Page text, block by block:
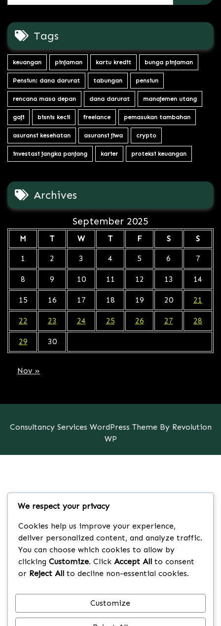
Tags
keuangan pinjaman kartu kredit bunga pinjaman
Pensiun: dana darurat tabungan pensiun
rencana masa depan dana darurat manajemen utang
gaji bisnis kecil freelance pemasukan tambahan
asuransi kesehatan asuransi jiwa crypto
investasi jangka panjang karier proteksi keuangan
Archives
September 2025
M T W T F S S
1 2 3 4 5 6 7
8 9 10 11 12 13 14
15 16 17 18 19 20 21
22 23 24 25 26 27 28
29 30
Nov »
Consultancy Services WordPress Theme By Revolution
WP
We respect your privacy
Cookies help us improve your experience,
deliver personalized content, and analyze traffic.
You can choose which cookies to allow by
clicking Customize. Click Accept All to consent
or Reject All to decline non-essential cookies.
Customize